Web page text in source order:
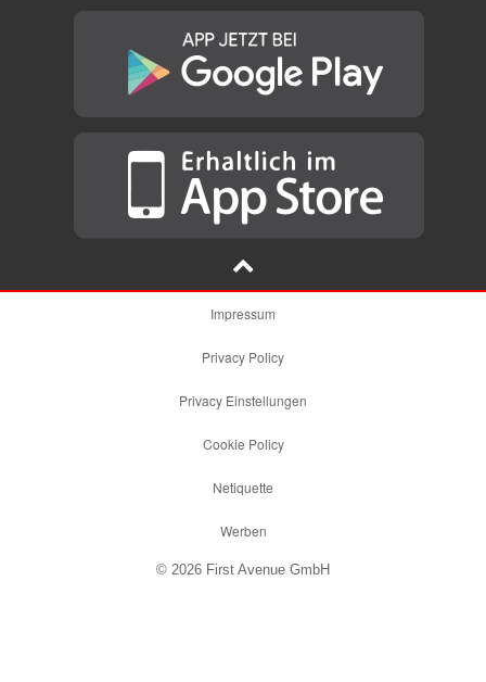
Impressum
Privacy Policy
Privacy Einstellungen
Cookie Policy
Netiquette
Werben
© 2026 First Avenue GmbH